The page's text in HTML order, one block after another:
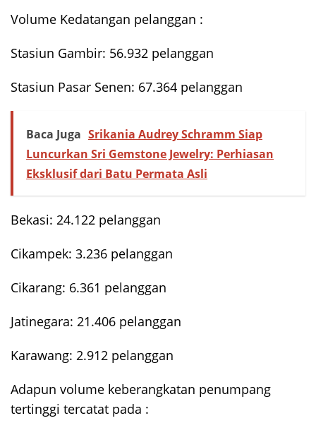
Volume Kedatangan pelanggan :
Stasiun Gambir: 56.932 pelanggan
Stasiun Pasar Senen: 67.364 pelanggan
Baca Juga Srikania Audrey Schramm Siap
Luncurkan Sri Gemstone Jewelry: Perhiasan
Eksklusif dari Batu Permata Asli
Bekasi: 24.122 pelanggan
Cikampek: 3.236 pelanggan
Cikarang: 6.361 pelanggan
Jatinegara: 21.406 pelanggan
Karawang: 2.912 pelanggan
Adapun volume keberangkatan penumpang
tertinggi tercatat pada :